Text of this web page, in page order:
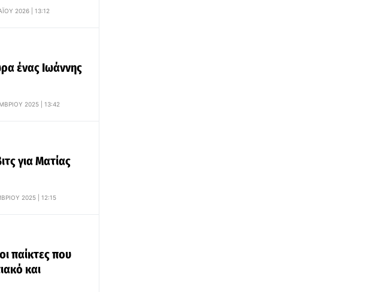
2026 | 13:12
ένας Ιωάννης
2025 | 13:42
για Ματίας
2025 | 12:15
παίκτες που
και